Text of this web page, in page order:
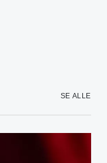
SE ALLE